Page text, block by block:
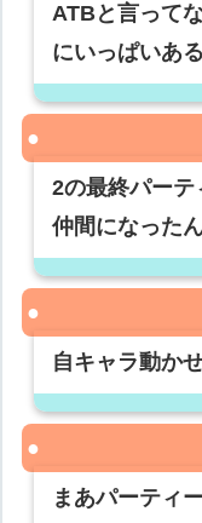
ATBと言って
にいっぱいあ
2の最終パーテ
仲間になった
自キャラ動か
まあパーティ